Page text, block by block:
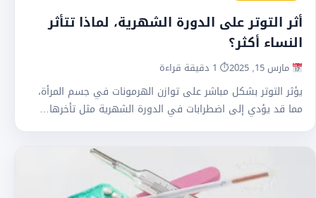
أثر التوتر على الدورة الشهرية، لماذا تتأثر
النساء أكثر؟
مارس 15, 2025 ⏱ 1 دقيقة قراءة
يؤثر التوتر بشكل مباشر على توازن الهرمونات في جسم المرأة،
مما قد يؤدي إلى اضطرابات في الدورة الشهرية مثل تأخرها…